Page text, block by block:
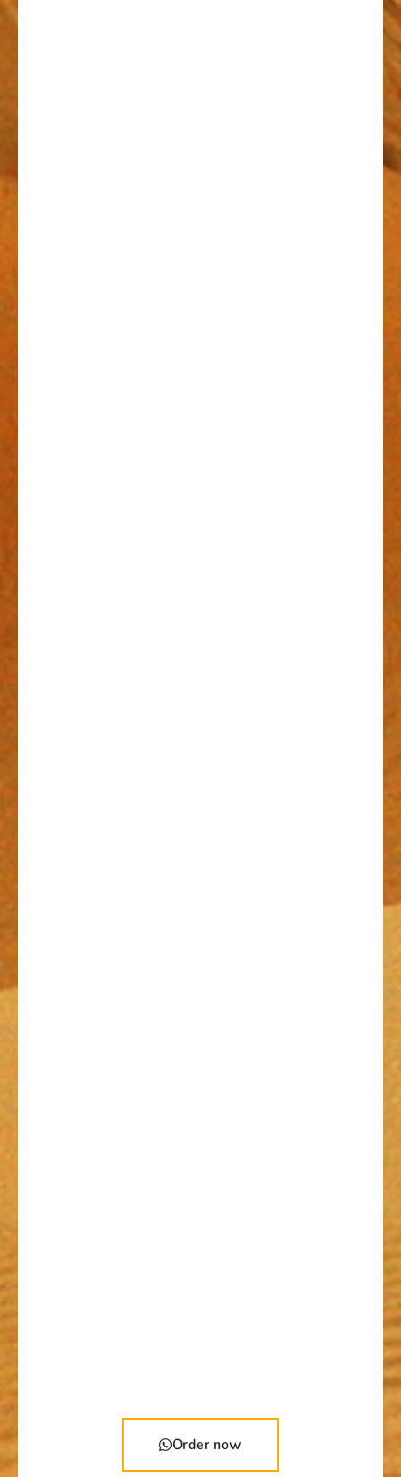
Order now